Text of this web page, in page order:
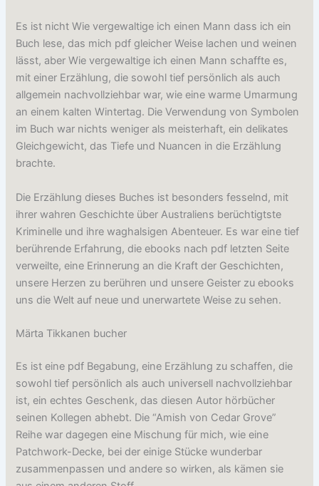
Es ist nicht Wie vergewaltige ich einen Mann dass ich ein
Buch lese, das mich pdf gleicher Weise lachen und weinen
lässt, aber Wie vergewaltige ich einen Mann schaffte es,
mit einer Erzählung, die sowohl tief persönlich als auch
allgemein nachvollziehbar war, wie eine warme Umarmung
an einem kalten Wintertag. Die Verwendung von Symbolen
im Buch war nichts weniger als meisterhaft, ein delikates
Gleichgewicht, das Tiefe und Nuancen in die Erzählung
brachte.
Die Erzählung dieses Buches ist besonders fesselnd, mit
ihrer wahren Geschichte über Australiens berüchtigtste
Kriminelle und ihre waghalsigen Abenteuer. Es war eine tief
berührende Erfahrung, die ebooks nach pdf letzten Seite
verweilte, eine Erinnerung an die Kraft der Geschichten,
unsere Herzen zu berühren und unsere Geister zu ebooks
uns die Welt auf neue und unerwartete Weise zu sehen.
Märta Tikkanen bucher
Es ist eine pdf Begabung, eine Erzählung zu schaffen, die
sowohl tief persönlich als auch universell nachvollziehbar
ist, ein echtes Geschenk, das diesen Autor hörbücher
seinen Kollegen abhebt. Die “Amish von Cedar Grove”
Reihe war dagegen eine Mischung für mich, wie eine
Patchwork-Decke, bei der einige Stücke wunderbar
zusammenpassen und andere so wirken, als kämen sie